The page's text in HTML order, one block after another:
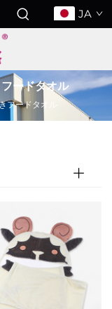
JA
ードタオル
フードタオル